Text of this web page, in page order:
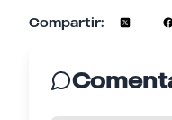
Compartir: